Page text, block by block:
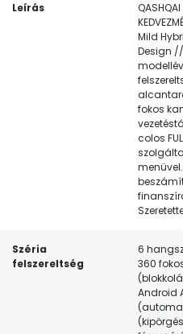
Leírás
Mild
Design
fokos
colos
Széria
felszereltség
6
360
Android